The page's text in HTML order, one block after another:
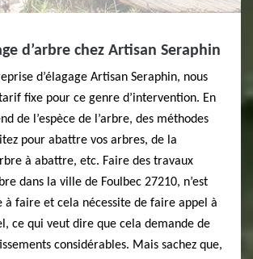
d’arbre chez Artisan Seraphin
d’élagage Artisan Seraphin, nous
tarif fixe pour ce genre d’intervention. En
de l’espèce de l’arbre, des méthodes
pour abattre vos arbres, de la
à abattre, etc. Faire des travaux
dans la ville de Foulbec 27210, n’est
à faire et cela nécessite de faire appel à
ce qui veut dire que cela demande de
considérables. Mais sachez que,